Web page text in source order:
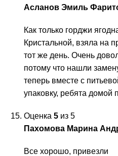
Асланов Эмиль
Как только горджи
Кристальной, взяла на
тот же день. Очень
потому что нашли
теперь вместе с
упаковку, ребята домой
Оценка 5 из 5
Пахомова Марина
Все хорошо, привезли